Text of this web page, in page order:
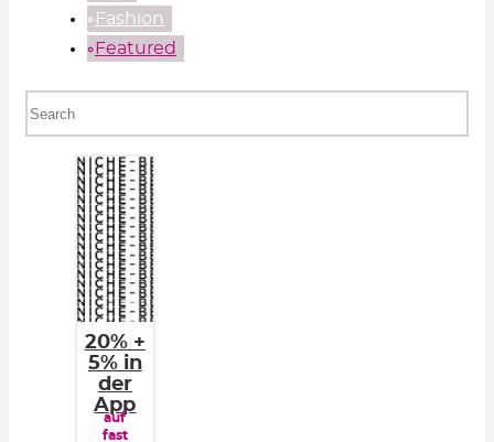
⃘Fashion
⃘Featured
20% +
5% in
der
App
auf
fast